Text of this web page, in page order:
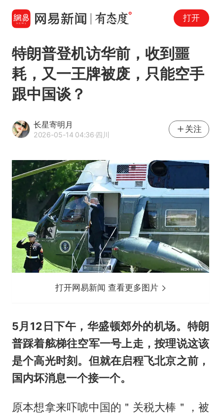
打开
特朗普登机访华前，收到噩
耗，又一王牌被废，只能空手
跟中国谈？
长星寄明月
2026-05-14 04:36·四川
关注
打开网易新闻 查看更多图片
5月12日下午，华盛顿郊外的机场。特朗
普踩着舷梯往空军一号上走，按理说这该
是个高光时刻。但就在启程飞北京之前，
国内坏消息一个接一个。
原本想拿来吓唬中国的＂关税大棒＂，被